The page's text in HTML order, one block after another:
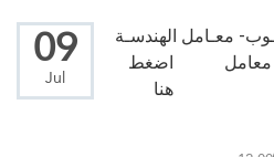
09
Jul
معـامل الهندسـة
معامل
اضغط
هنا